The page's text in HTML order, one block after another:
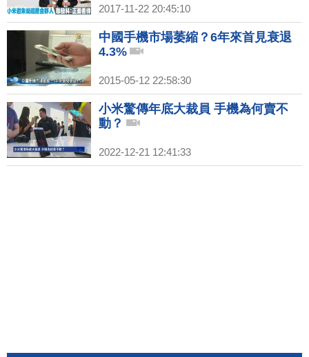
2017-11-22 20:45:10
中國手機市場萎縮？6年來首見衰退
4.3%
2015-05-12 22:58:30
小米驚傳年底大裁員 手機為何賣不
動？
2022-12-21 12:41:33